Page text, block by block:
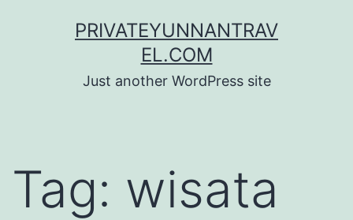
PRIVATEYUNNANTRAV
EL.COM
Just another WordPress site
Tag: wisata